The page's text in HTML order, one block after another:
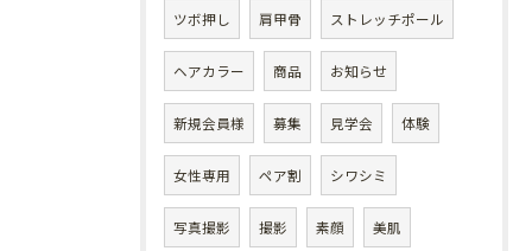
ツボ押し 肩甲骨 ストレッチポール
ヘアカラー 商品 お知らせ
新規会員様 募集 見学会 体験
女性専用 ペア割 シワシミ
写真撮影 撮影 素顔 美肌